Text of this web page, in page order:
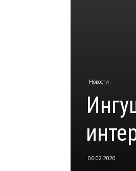
Новости
06.02.2020